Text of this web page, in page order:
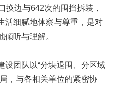
换边与642次的围挡拆装，
活细腻地体察与尊重，是对
倾听与理解。
设团队以“分块退围、分区域
，与各相关单位的紧密协